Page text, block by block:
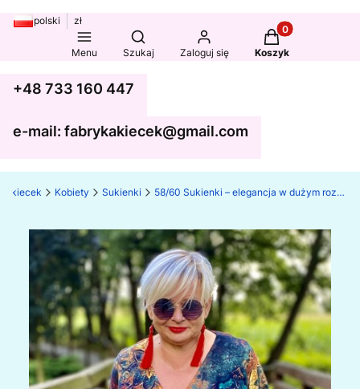
polski zł
Menu
Otwórz wyszukiwarkę
Szukaj Zaloguj się
Produkty w
Koszyk
+48 733 160 447
e-mail: fabrykakiecek@gmail.com
kiecek Kobiety Sukienki 58/60 Sukienki – elegancja w dużym rozmiarze